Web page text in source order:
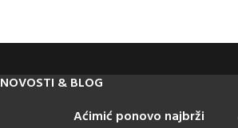
NOVOSTI & BLOG
Aćimić ponovo najbrži